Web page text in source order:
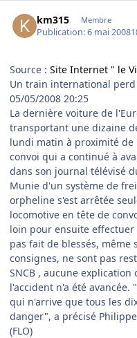
km315 Membre
Publication:6 mai 2008
Source : Site Internet " le
Un train international
05/05/2008 20:25
La dernière voiture de
transportant une dizaine
lundi matin à proximité de
convoi qui a continué à
dans son journal télévisé
Munie d'un système de
orpheline s'est arrêtée
locomotive en tête de
loin pour ensuite
pas fait de blessés, même
consignes, ne sont pas
SNCB , aucune
l'accident n'a été avancée.
qui n'arrive que tous les
danger", a précisé
(FLO)